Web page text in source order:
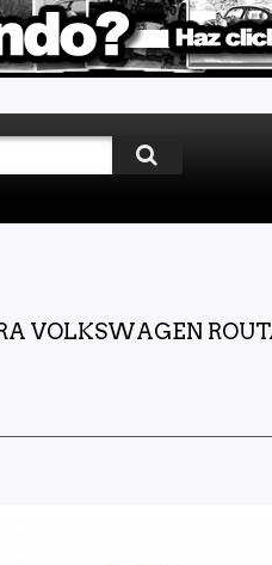
VOLKSWAGEN